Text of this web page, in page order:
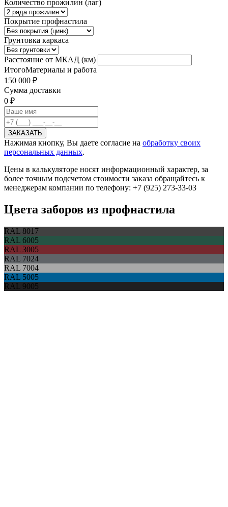
Количество прожилин (лаг)
Покрытие профнастила
Грунтовка каркаса
Расстояние от МКАД (км)
ИтогоМатериалы и работа
150 000 ₽
Сумма доставки
0 ₽
Нажимая кнопку, Вы даете согласие на обработку своих
персональных данных.
Цены в калькуляторе носят информационный характер, за
более точным подсчетом стоимости заказа обращайтесь к
менеджерам компании по телефону: +7 (925) 273-33-03
Цвета заборов из профнастила
RAL 8017
RAL 6005
RAL 3005
RAL 7024
RAL 7004
RAL 5005
RAL 9005